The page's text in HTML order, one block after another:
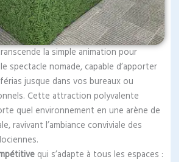
la simple animation pour
spectacle nomade, capable d’apporter
jusque dans vos bureaux ou
Cette attraction polyvalente
quel environnement en une arène de
ravivant l’ambiance conviviale des
qui s’adapte à tous les espaces :